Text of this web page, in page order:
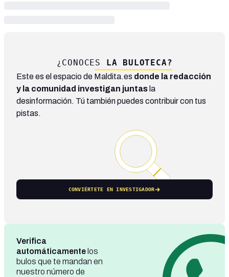
¿CONOCES LA BULOTECA?
Este es el espacio de Maldita.es donde la redacción
y la comunidad investigan juntas la
desinformación. Tú también puedes contribuir con tus
pistas.
CONVIÉRTETE EN INVESTIGADOR
Verifica
automáticamente los
bulos que te mandan en
nuestro número de